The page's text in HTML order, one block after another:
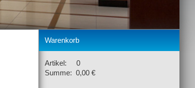
Warenkorb
Artikel: 0
Summe: 0,00 €